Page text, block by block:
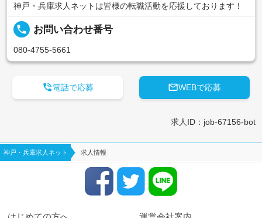
神戸・兵庫求人ネットは皆様の転職活動を応援しております！
local_phone お問い合わせ番号
080-4755-5661
WEBで応募
電話で応募
求人ID：job-67156-bot
神戸・兵庫求人ネット 求人情報